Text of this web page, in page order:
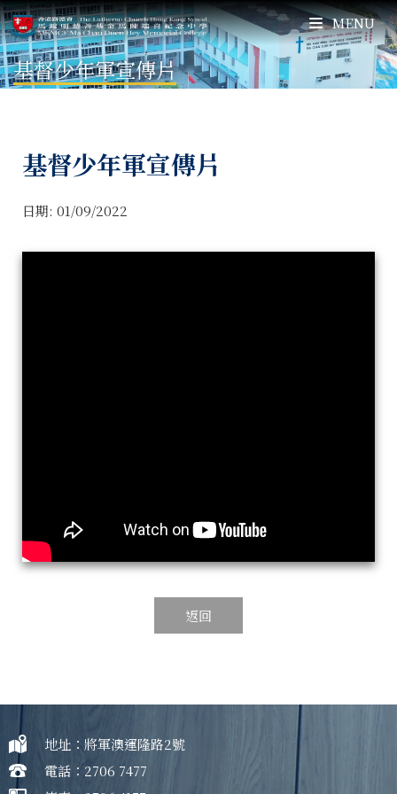
MENU
基督少年軍宣傳片
基督少年軍宣傳片
日期: 01/09/2022
返回
地址：將軍澳運隆路2號
電話：2706 7477